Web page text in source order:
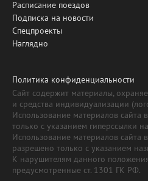
Расписание поездов
Подписка на новости
Спецпроекты
Наглядно
Политика конфиденциальности
Сайт содержит материалы,
и средства индивидуализации
Использование материалов сайта
только с указанием гиперссылки
Использование материалов сайта
разрешено только с указанием
К нарушителям данного
предусмотренные ст. 1301 ГК РФ.